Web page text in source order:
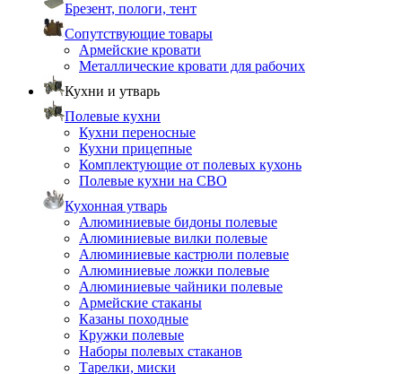
Брезент, пологи, тент
Сопутствующие товары
Армейские кровати
Металлические кровати для рабочих
Кухни и утварь
Полевые кухни
Кухни переносные
Кухни прицепные
Комплектующие от полевых кухонь
Полевые кухни на СВО
Кухонная утварь
Алюминиевые бидоны полевые
Алюминиевые вилки полевые
Алюминиевые кастрюли полевые
Алюминиевые ложки полевые
Алюминиевые чайники полевые
Армейские стаканы
Казаны походные
Кружки полевые
Наборы полевых стаканов
Тарелки, миски